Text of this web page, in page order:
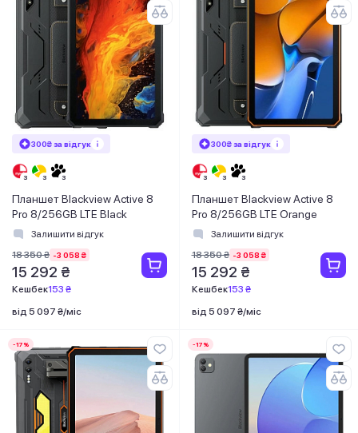
300₴ за відгук
Планшет Blackview Active 8
Pro 8/256GB LTE Black
Залишити відгук
18 350 ₴ -3 058 ₴
15 292 ₴
Кешбек153 ₴
від 5 097 ₴/міс
300₴ за відгук
Планшет Blackview Active 8
Pro 8/256GB LTE Orange
Залишити відгук
18 350 ₴ -3 058 ₴
15 292 ₴
Кешбек153 ₴
від 5 097 ₴/міс
-17% -17%